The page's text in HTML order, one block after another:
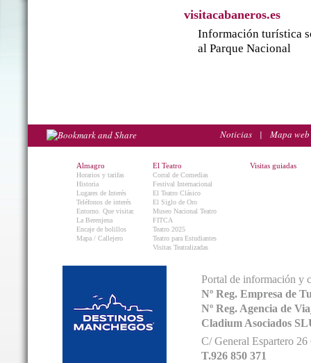
visitacabaneros.es
Información turística
al Parque Nacional
Noticias | Mapa web
Almagro
Horarios y tarifas
Historia
Lugares de Interés
Teléfonos de interés
Entorno. Que visitar.
La Berenjena
Encaje de bolillos
Mapa / Callejero
El Teatro
Corral de Comedias
Festival Internacional
El Teatro Clásico
El Siglo de Oro
Museo Nacional Teatro
FITCA
Teatro 2025
Teatro para Estudiantes
Visitas Teatralizadas
Visitas guiadas
Portal de información y
Nº Reg. Empresa de
Nº Reg. Agencia de
Cladium Asociados
C/ General Espartero
T.926 850 371